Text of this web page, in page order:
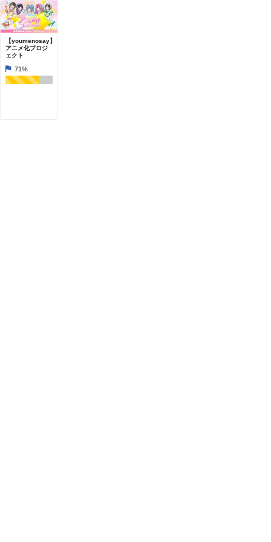
【youmenosay】
アニメ化プロジ
ェクト
71%